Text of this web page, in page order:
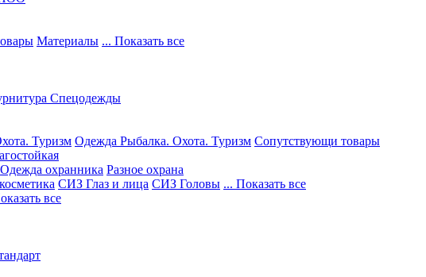
Материалы ... Показать все
Спецодежды
Туризм Одежда Рыбалка. Охота. Туризм Сопутствующи товары
Одежда охранника Разное охрана
СИЗ Глаз и лица СИЗ Головы ... Показать все
все